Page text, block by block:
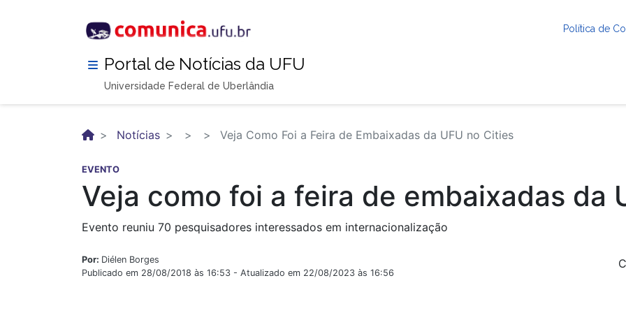
Política de
Portal de Notícias da UFU
Universidade Federal de Uberlândia
Notícias Veja Como Foi a Feira de Embaixadas da UFU no Cities
EVENTO
Veja como foi a feira de embaixadas da
Evento reuniu 70 pesquisadores interessados em internacionalização
Por: Diélen Borges
Publicado em 28/08/2018 às 16:53 - Atualizado em 22/08/2023 às 16:56